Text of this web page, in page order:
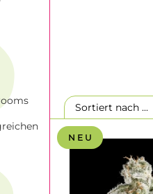
Diese
als „verlässliche“
Dass die Genetik
Colombian Jack
Auszeichnungen
. Gerade in
zuverlässige
Sortiert nach ...
N E U